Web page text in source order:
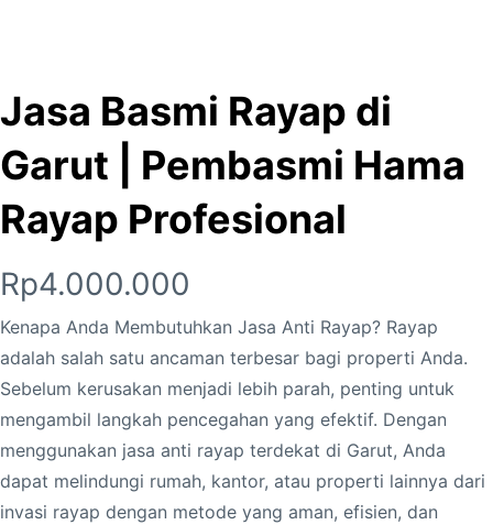
Jasa Basmi Rayap di
Garut | Pembasmi Hama
Rayap Profesional
Rp4.000.000
Kenapa Anda Membutuhkan Jasa Anti Rayap? Rayap
adalah salah satu ancaman terbesar bagi properti Anda.
Sebelum kerusakan menjadi lebih parah, penting untuk
mengambil langkah pencegahan yang efektif. Dengan
menggunakan jasa anti rayap terdekat di Garut, Anda
dapat melindungi rumah, kantor, atau properti lainnya dari
invasi rayap dengan metode yang aman, efisien, dan